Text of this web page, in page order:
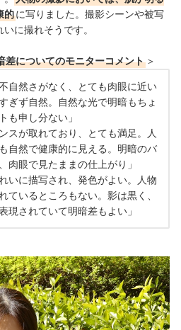
的に写りました。撮影シーンや被写
に撮れそうです。
差についてのモニターコメント ＞
自然さがなく、とても肉眼に近い
ぎず自然。自然な光で明暗もちょ
も申し分ない」
スが取れており、とても満足。人
自然で健康的に見える。明暗のバ
肉眼で見たままの仕上がり」
いに描写され、発色がよい。人物
ているところもない。影は黒く、
現されていて明暗差もよい」